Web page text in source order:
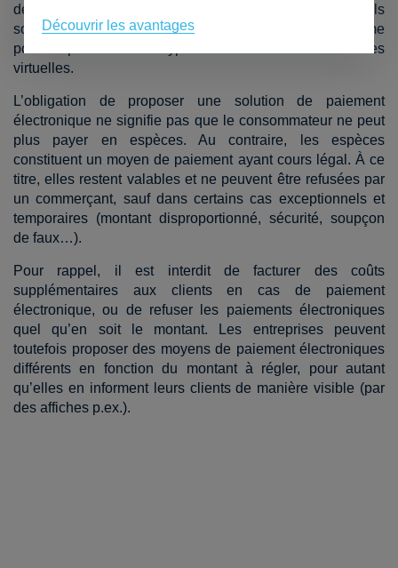
des moyens de paiement électroniques, même lorsqu’ils
sont effectués au moyen d’une carte. Il en va de même
pour les paiements en crypto-monnaies et autres monnaies
virtuelles.
L’obligation de proposer une solution de paiement
électronique ne signifie pas que le consommateur ne peut
plus payer en espèces. Au contraire, les espèces
constituent un moyen de paiement ayant cours légal. À ce
titre, elles restent valables et ne peuvent être refusées par
un commerçant, sauf dans certains cas exceptionnels et
temporaires (montant disproportionné, sécurité, soupçon
de faux…).
Pour rappel, il est interdit de facturer des coûts
supplémentaires aux clients en cas de paiement
électronique, ou de refuser les paiements électroniques
quel qu’en soit le montant. Les entreprises peuvent
toutefois proposer des moyens de paiement électroniques
différents en fonction du montant à régler, pour autant
qu’elles en informent leurs clients de manière visible (par
des affiches p.ex.).
Découvrir les avantages